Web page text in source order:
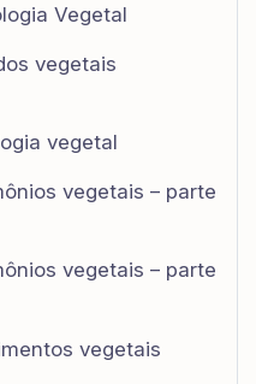
Vegetal
vegetais
vegetal
vegetais – parte
vegetais – parte
vegetais